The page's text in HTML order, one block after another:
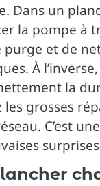
Dans un
la pompe à
purge et de
À
la
grosses
C’est